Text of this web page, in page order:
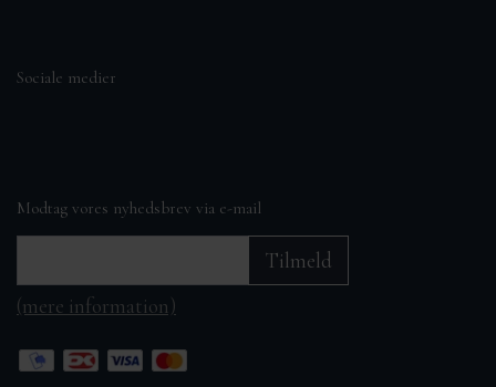
Sociale medier
Modtag vores nyhedsbrev via e-mail
Tilmeld
(mere information)